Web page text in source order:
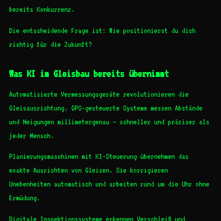
bereits Konkurrenz.
Die entscheidende Frage ist: Wie positionierst du dich
richtig für die Zukunft?
Was KI im Gleisbau bereits übernimmt
Automatisierte Vermessungsgeräte revolutionieren die
Gleisausrichtung. GPS-gesteuerte Systeme messen Abstände
und Neigungen millimetergenau – schneller und präziser als
jeder Mensch.
Planierungsmaschinen mit KI-Steuerung übernehmen das
exakte Ausrichten von Gleisen. Sie korrigieren
Unebenheiten automatisch und arbeiten rund um die Uhr ohne
Ermüdung.
Digitale Inspektionssysteme erkennen Verschleiß und